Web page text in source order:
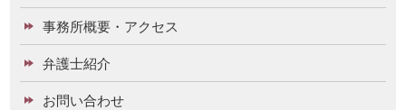
事務所概要・アクセス
弁護士紹介
お問い合わせ